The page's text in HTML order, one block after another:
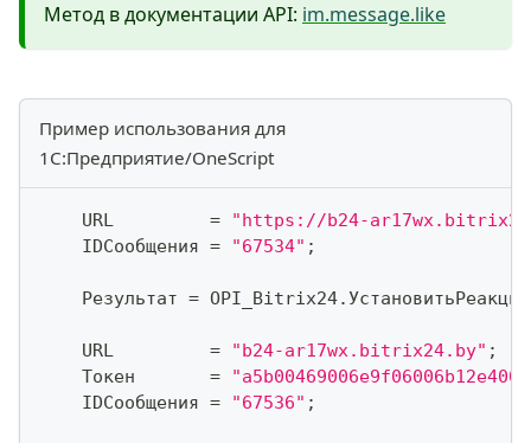
Метод в документации API: im.message.like
Пример использования для
1С:Предприятие/OneScript
    URL
=
"https://b24-
    IDСообщения
= "67534" ;
    Результат
= OPI_Bitrix24.
    URL
= "b24-ar17wx.bitrix24.by" ;
    Токен
=
    IDСообщения
= "67536" ;